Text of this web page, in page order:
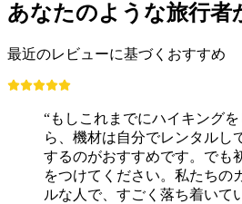
あなたのような旅行者
最近のレビューに基づくおすすめ
“もしこれまでにハイキング
ら、機材は自分でレンタルし
するのがおすすめです。でも
をつけてください。私たちの
ルな人で、すごく落ち着いて